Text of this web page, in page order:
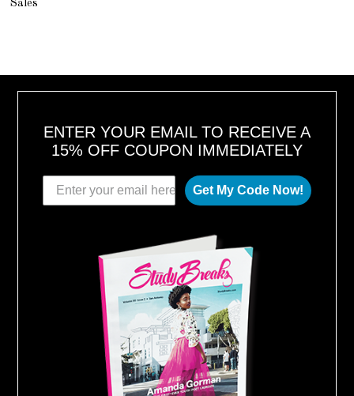
Sales
ENTER YOUR EMAIL TO RECEIVE A
15% OFF COUPON IMMEDIATELY
Get My Code Now!